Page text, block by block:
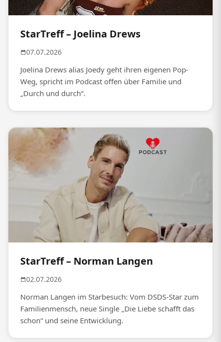
StarTreff – Joelina Drews
07.07.2026
Joelina Drews alias Joedy geht ihren eigenen Pop-
Weg, spricht im Podcast offen über Familie und
„Durch und durch“.
StarTreff – Norman Langen
02.07.2026
Norman Langen im Starbesuch: Vom DSDS-Star zum
Familienmensch, neue Single „Die Liebe schafft das
schon“ und seine Entwicklung.